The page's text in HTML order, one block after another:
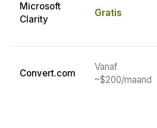
Microsoft
Clarity
Gratis
Convert.com
Vanaf
~$200/maand